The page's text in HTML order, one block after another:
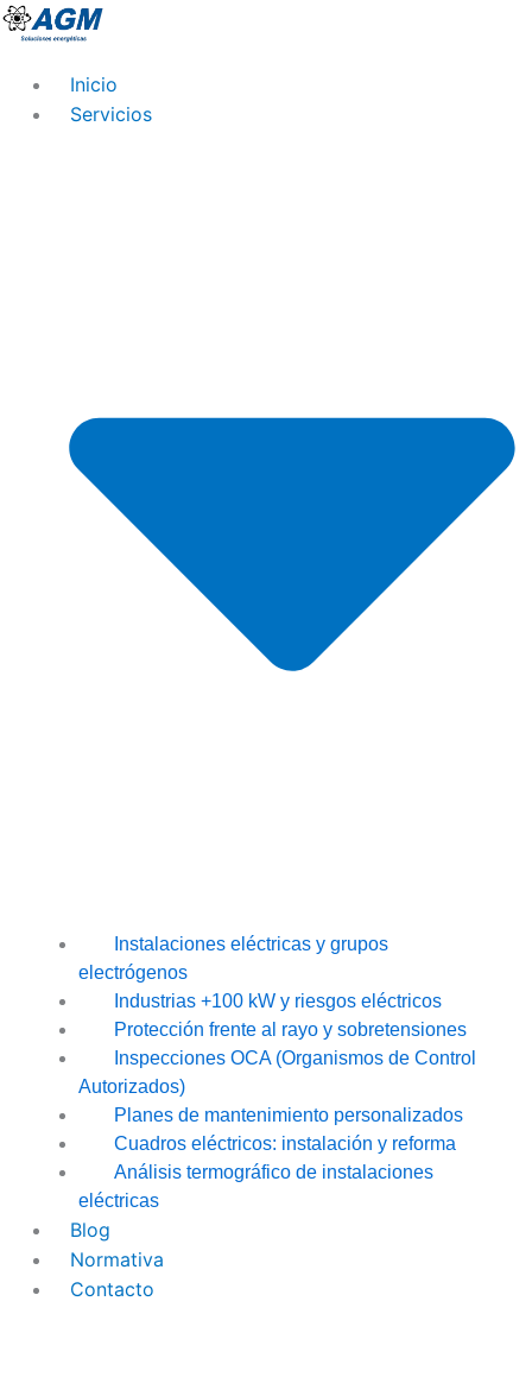
Ir
Inicio
Servicios
Instalaciones eléctricas y grupos
electrógenos
Industrias +100 kW y riesgos eléctricos
Protección frente al rayo y sobretensiones
Inspecciones OCA (Organismos de Control
Autorizados)
Planes de mantenimiento personalizados
Cuadros eléctricos: instalación y reforma
Análisis termográfico de instalaciones
eléctricas
Blog
Normativa
Contacto